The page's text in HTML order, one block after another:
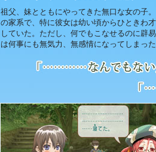
祖父、妹とともにやってきた無口な女の子
の家系で、特に彼女は幼い頃からひときわ
していた。ただし、何でもこなせるのに辟
は何事にも無気力、無感情になってしまっ